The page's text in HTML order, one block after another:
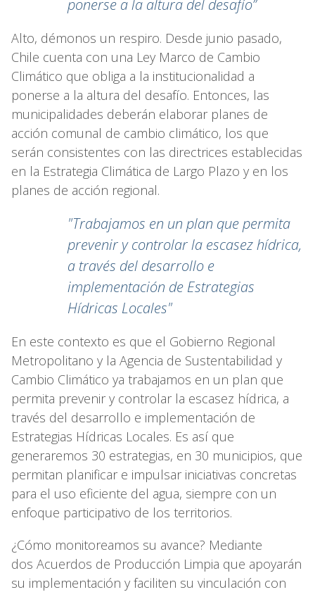
ponerse a la altura del desafío”
Alto, démonos un respiro. Desde junio pasado,
Chile cuenta con una Ley Marco de Cambio
Climático que obliga a la institucionalidad a
ponerse a la altura del desafío. Entonces, las
municipalidades deberán elaborar planes de
acción comunal de cambio climático, los que
serán consistentes con las directrices establecidas
en la Estrategia Climática de Largo Plazo y en los
planes de acción regional.
"Trabajamos en un plan que permita
prevenir y controlar la escasez hídrica,
a través del desarrollo e
implementación de Estrategias
Hídricas Locales"
En este contexto es que el Gobierno Regional
Metropolitano y la Agencia de Sustentabilidad y
Cambio Climático ya trabajamos en un plan que
permita prevenir y controlar la escasez hídrica, a
través del desarrollo e implementación de
Estrategias Hídricas Locales. Es así que
generaremos 30 estrategias, en 30 municipios, que
permitan planificar e impulsar iniciativas concretas
para el uso eficiente del agua, siempre con un
enfoque participativo de los territorios.
¿Cómo monitoreamos su avance? Mediante
dos Acuerdos de Producción Limpia que apoyarán
su implementación y faciliten su vinculación con